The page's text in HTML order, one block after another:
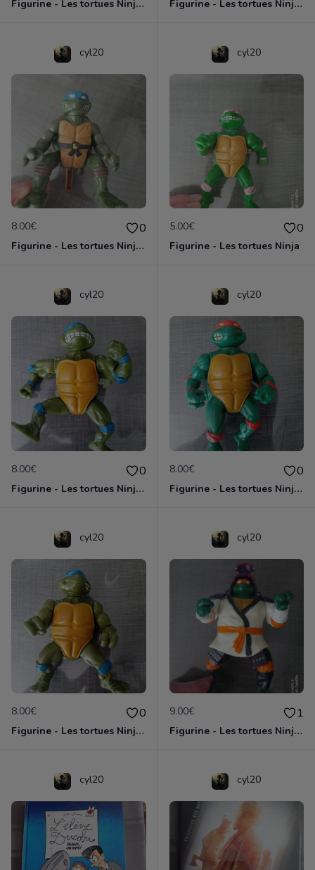
Figurine - Les tortues Ninja - Donatello Figurine - Les tortues Ninja - Raphael
cyl20
8.00€ 0
Figurine - Les tortues Ninja - Leonardo
cyl20
5.00€ 0
Figurine - Les tortues Ninja
cyl20
8.00€ 0
Figurine - Les tortues Ninja - Leonardo
cyl20
8.00€ 0
Figurine - Les tortues Ninja - Michaelangelo
cyl20
8.00€ 0
Figurine - Les tortues Ninja - Leonardo
cyl20
9.00€ 1
Figurine - Les tortues Ninja - Michelangelo
cyl20 cyl20